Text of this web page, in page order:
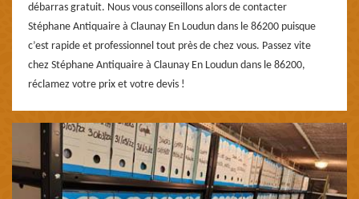
débarras gratuit. Nous vous conseillons alors de contacter
Stéphane Antiquaire à Claunay En Loudun dans le 86200 puisque
c’est rapide et professionnel tout près de chez vous. Passez vite
chez Stéphane Antiquaire à Claunay En Loudun dans le 86200,
réclamez votre prix et votre devis !